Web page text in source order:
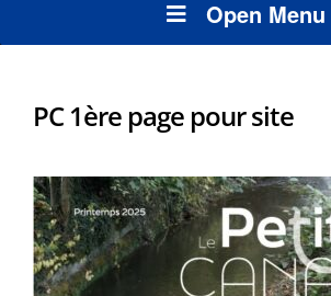
Open Menu
PC 1ère page pour site